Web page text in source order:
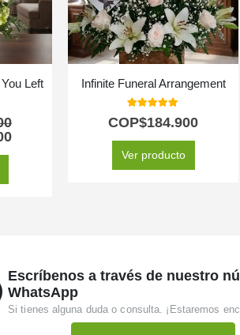
Left Infinite Funeral Arrangement
5.00
COP$184.900
Ver producto
Escríbenos a través de nuestro
WhatsApp
Si tienes alguna duda o consulta. ¡Estaremos